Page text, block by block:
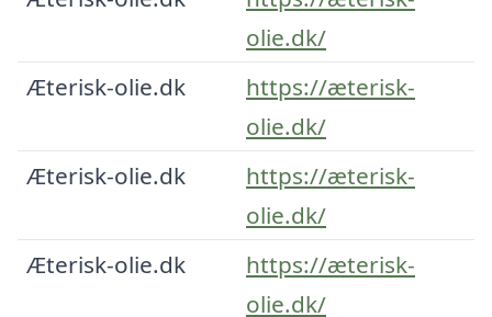
olie.dk/
Æterisk-olie.dk
https://æterisk-
olie.dk/
Æterisk-olie.dk
https://æterisk-
olie.dk/
Æterisk-olie.dk
https://æterisk-
olie.dk/